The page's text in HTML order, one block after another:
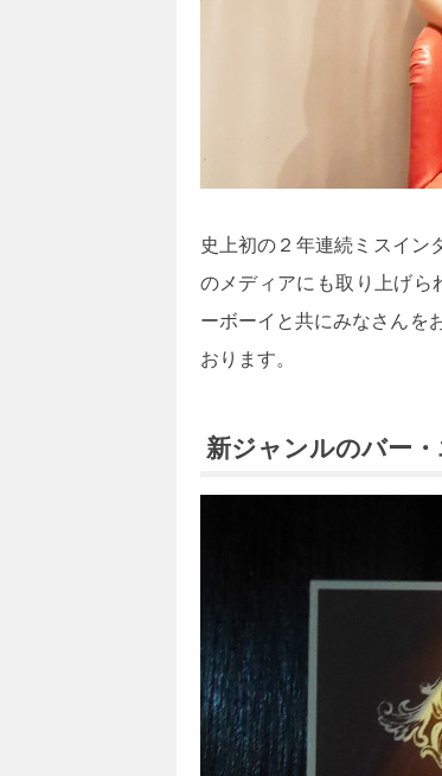
史上初の２年連続ミスイン
のメディアにも取り上げら
ーボーイと共にみなさんを
おります。
新ジャンルのバー